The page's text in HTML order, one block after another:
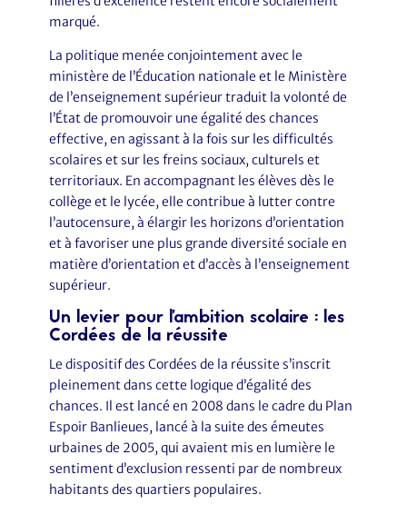
marqué.
La politique menée conjointement avec le
ministère de l’Éducation nationale et le Ministère
de l’enseignement supérieur traduit la volonté de
l’État de promouvoir une égalité des chances
effective, en agissant à la fois sur les difficultés
scolaires et sur les freins sociaux, culturels et
territoriaux. En accompagnant les élèves dès le
collège et le lycée, elle contribue à lutter contre
l’autocensure, à élargir les horizons d’orientation
et à favoriser une plus grande diversité sociale en
matière d’orientation et d’accès à l’enseignement
supérieur.
Un levier pour l'ambition scolaire : les
Cordées de la réussite
Le dispositif des Cordées de la réussite s’inscrit
pleinement dans cette logique d’égalité des
chances. Il est lancé en 2008 dans le cadre du Plan
Espoir Banlieues, lancé à la suite des émeutes
urbaines de 2005, qui avaient mis en lumière le
sentiment d’exclusion ressenti par de nombreux
habitants des quartiers populaires.